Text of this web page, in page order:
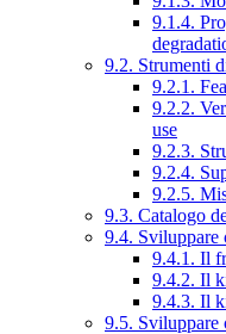
9.1.4.
9.2. Strumenti
9.2.1.
9.2.2.
use
9.2.3.
9.2.4.
9.2.5.
9.3. Catalogo
9.4. Sviluppare
9.4.1. Il
9.4.2. Il
9.4.3. Il
9.5. Sviluppare